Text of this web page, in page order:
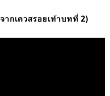
จากเควสรอยเท้าบทที่ 2)